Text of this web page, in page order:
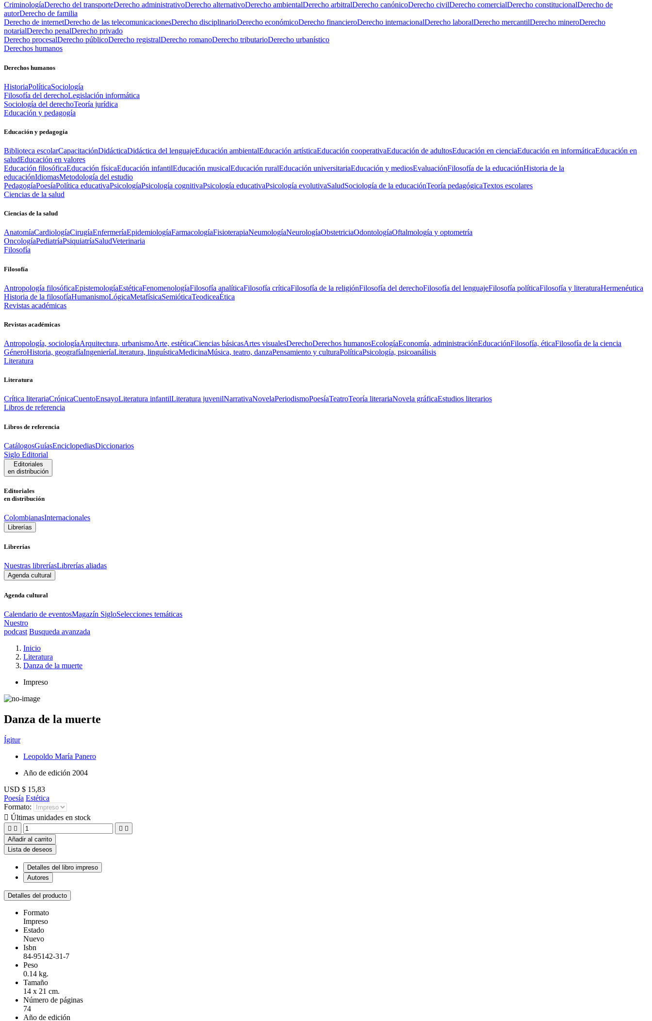
CriminologíaDerecho del transporteDerecho administrativoDerecho alternativoDerecho ambientalDerecho arbitralDerecho canónicoDerecho civilDerecho comercialDerecho constitucionalDerecho de
autorDerecho de familia
Derecho de internetDerecho de las telecomunicacionesDerecho disciplinarioDerecho económicoDerecho financieroDerecho internacionalDerecho laboralDerecho mercantilDerecho mineroDerecho
notarialDerecho penalDerecho privado
Derecho procesalDerecho públicoDerecho registralDerecho romanoDerecho tributarioDerecho urbanístico
Derechos humanos
Derechos humanos
HistoriaPolíticaSociología
Filosofía del derechoLegislación informática
Sociología del derechoTeoría jurídica
Educación y pedagogía
Educación y pedagogía
Biblioteca escolarCapacitaciónDidácticaDidáctica del lenguajeEducación ambientalEducación artísticaEducación cooperativaEducación de adultosEducación en cienciaEducación en informáticaEducación en
saludEducación en valores
Educación filosóficaEducación físicaEducación infantilEducación musicalEducación ruralEducación universitariaEducación y mediosEvaluaciónFilosofía de la educaciónHistoria de la
educaciónIdiomasMetodología del estudio
PedagogíaPoesíaPolítica educativaPsicologíaPsicología cognitivaPsicología educativaPsicología evolutivaSaludSociología de la educaciónTeoría pedagógicaTextos escolares
Ciencias de la salud
Ciencias de la salud
AnatomíaCardiologíaCirugíaEnfermeríaEpidemiologíaFarmacologíaFisioterapiaNeumologíaNeurologíaObstetriciaOdontologíaOftalmología y optometría
OncologíaPediatríaPsiquiatríaSaludVeterinaria
Filosofía
Filosofía
Antropología filosóficaEpistemologíaEstéticaFenomenologíaFilosofía analíticaFilosofía críticaFilosofía de la religiónFilosofía del derechoFilosofía del lenguajeFilosofía políticaFilosofía y literaturaHermenéutica
Historia de la filosofíaHumanismoLógicaMetafísicaSemióticaTeodiceaÉtica
Revistas académicas
Revistas académicas
Antropología, sociologíaArquitectura, urbanismoArte, estéticaCiencias básicasArtes visualesDerechoDerechos humanosEcologíaEconomía, administraciónEducaciónFilosofía, éticaFilosofía de la ciencia
GéneroHistoria, geografíaIngenieríaLiteratura, linguísticaMedicinaMúsica, teatro, danzaPensamiento y culturaPolíticaPsicología, psicoanálisis
Literatura
Literatura
Crítica literariaCrónicaCuentoEnsayoLiteratura infantilLiteratura juvenilNarrativaNovelaPeriodismoPoesíaTeatroTeoría literariaNovela gráficaEstudios literarios
Libros de referencia
Libros de referencia
CatálogosGuíasEnciclopediasDiccionarios
Siglo Editorial
Editoriales
en distribución
Editoriales
en distribución
ColombianasInternacionales
Librerías
Librerías
Nuestras libreríasLibrerías aliadas
Agenda cultural
Agenda cultural
Calendario de eventosMagazín SigloSelecciones temáticas
Nuestro
podcast Busqueda avanzada
Inicio
Literatura
Danza de la muerte
Impreso
Danza de la muerte
Ígitur
Leopoldo María Panero
Año de edición 2004
USD $ 15,83
Poesía Estética
Formato:
 Últimas unidades en stock
   
Añadir al carrito
Lista de deseos
Detalles del libro impreso
Autores
Detalles del producto
Formato
Impreso
Estado
Nuevo
Isbn
84-95142-31-7
Peso
0.14 kg.
Tamaño
14 x 21 cm.
Número de páginas
74
Año de edición